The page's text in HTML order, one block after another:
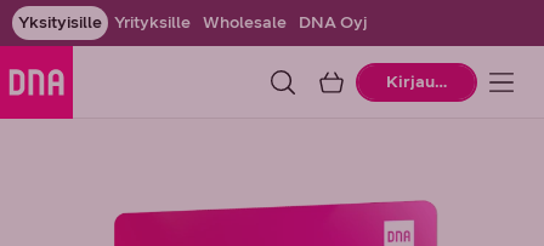
Yksityisille Yrityksille Wholesale DNA Oyj
OstoskoriKirjaudu